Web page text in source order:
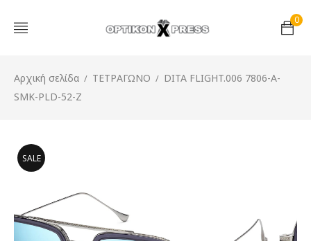
0
Αρχική σελίδα / ΤΕΤΡΑΓΩΝΟ / DITA FLIGHT.006 7806-A-
SMK-PLD-52-Z
SALE